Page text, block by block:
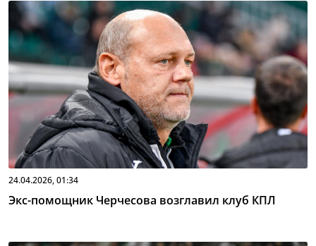
24.04.2026, 01:34
Экс-помощник Черчесова возглавил клуб КПЛ